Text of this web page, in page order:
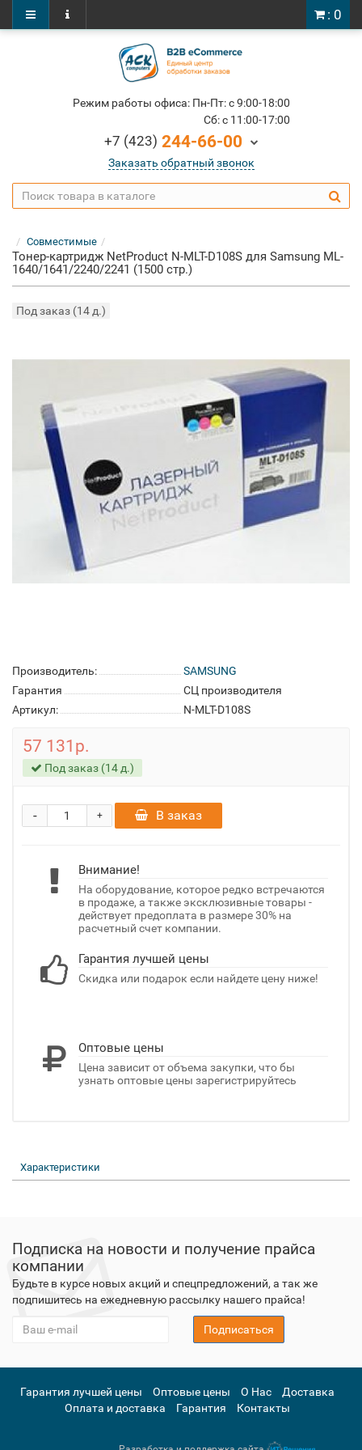
: 0
Режим работы офиса: Пн-Пт: c 9:00-18:00
Cб: c 11:00-17:00
+7 (423) 244-66-00
Заказать обратный звонок
Совместимые
Тонер-картридж NetProduct N-MLT-D108S для Samsung ML-
1640/1641/2240/2241 (1500 стр.)
Под заказ (14 д.)
Производитель:
SAMSUNG
Гарантия
СЦ производителя
Артикул:
N-MLT-D108S
57 131р.
Под заказ (14 д.)
+
- В заказ
Внимание!
На оборудование, которое редко встречаются
в продаже, а также эксклюзивные товары -
действует предоплата в размере 30% на
расчетный счет компании.
Гарантия лучшей цены
Скидка или подарок если найдете цену ниже!
Оптовые цены
Цена зависит от объема закупки, что бы
узнать оптовые цены зарегистрируйтесь
Характеристики
Подписка на новости и получение прайса
компании
Будьте в курсе новых акций и спецпредложений, а так же
подпишитесь на ежедневную рассылку нашего прайса!
Подписаться
Гарантия лучшей цены Оптовые цены О Нас
Доставка
Оплата и доставка
Гарантия Контакты